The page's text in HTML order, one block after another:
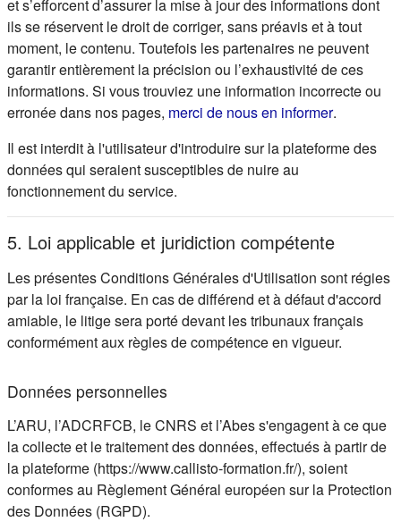
et s’efforcent d’assurer la mise à jour des informations dont
ils se réservent le droit de corriger, sans préavis et à tout
moment, le contenu. Toutefois les partenaires ne peuvent
garantir entièrement la précision ou l’exhaustivité de ces
informations. Si vous trouviez une information incorrecte ou
erronée dans nos pages, merci de nous en informer(s'ouvre
.
Il est interdit à l'utilisateur d'introduire sur la plateforme des
données qui seraient susceptibles de nuire au
fonctionnement du service.
5. Loi applicable et juridiction compétente
Les présentes Conditions Générales d'Utilisation sont régies
par la loi française. En cas de différend et à défaut d'accord
amiable, le litige sera porté devant les tribunaux français
conformément aux règles de compétence en vigueur.
Données personnelles
L’ARU, l’ADCRFCB, le CNRS et l’Abes s'engagent à ce que
la collecte et le traitement des données, effectués à partir de
la plateforme (https://www.callisto-formation.fr/), soient
conformes au Règlement Général européen sur la Protection
des Données (RGPD).